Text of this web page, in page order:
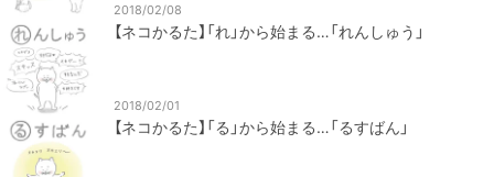
2018/02/08
【ネコかるた】「れ」から始まる…「れんしゅう」
2018/02/01
【ネコかるた】「る」から始まる…「るすばん」